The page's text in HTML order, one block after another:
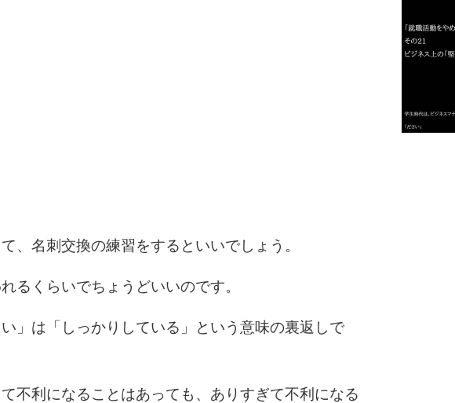
、名刺交換の練習をするといいでしょう。
るくらいでちょうどいいのです。
」は「しっかりしている」という意味の裏返しで
不利になることはあっても、ありすぎて不利になる
3